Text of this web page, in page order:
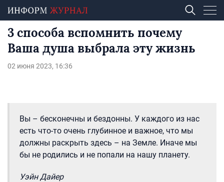
3 способа вспомнить почему
Ваша душа выбрала эту жизнь
02 июня 2023, 16:36
Вы – бесконечны и бездонны. У каждого из нас
есть что-то очень глубинное и важное, что мы
должны раскрыть здесь – на Земле. Иначе мы
бы не родились и не попали на нашу планету.
Уэйн Дайер